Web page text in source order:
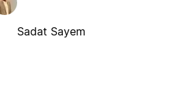
Sadat Sayem